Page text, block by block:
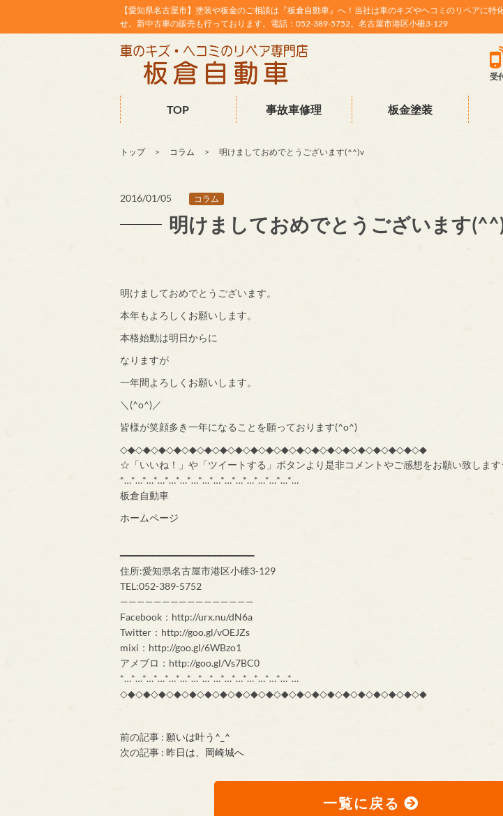
【愛知県名古屋市】塗装や板金のご相談は『板倉自動車』へ！当社は車のキズやヘコミのリペアに
せ。新中古車の販売も行っております。電話：052-389-5752。名古屋市港区小碓3-129
受
TOP 事故車修理 板金塗装
トップ コラム 明けましておめでとうございます(^^)v
2016/01/05 コラム
明けましておめでとうございます
明けましておめでとうございます。
本年もよろしくお願いします。
本格始動は明日からに
なりますが
一年間よろしくお願いします。
＼(^o^)／
皆様が笑顔多き一年になることを願っております(^o^)
◇◆◇◆◇◆◇◆◇◆◇◆◇◆◇◆◇◆◇◆◇◆◇◆◇◆◇◆◇◆◇◆◇◆◇◆◇◆◇◆
☆「いいね！」や「ツイートする」ボタンより是非コメントやご感想をお願い致しま
*…*…*…*…*…*…*…*…*…*…*…*…*…*…*…*…
板倉自動車
ホームページ
━━━━━━━━━━━━━━━━━━━━━━━━
住所:愛知県名古屋市港区小碓3-129
TEL:052-389-5752
————————————————
Facebook：http://urx.nu/dN6a
Twitter：http://goo.gl/vOEJZs
mixi：http://goo.gl/6WBzo1
アメブロ：http://goo.gl/Vs7BC0
*…*…*…*…*…*…*…*…*…*…*…*…*…*…*…*…
◇◆◇◆◇◆◇◆◇◆◇◆◇◆◇◆◇◆◇◆◇◆◇◆◇◆◇◆◇◆◇◆◇◆◇◆◇◆◇◆
前の記事 : 願いは叶う^_^
次の記事 : 昨日は、岡崎城へ
一覧に戻る